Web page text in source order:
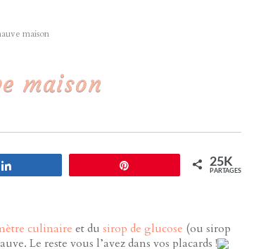
maison
maison
25K
PARTAGES
culinaire et du sirop de glucose (ou sirop
Le reste vous l’avez dans vos placards !